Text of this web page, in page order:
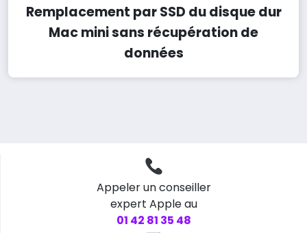
Remplacement par SSD du disque dur
Mac mini sans récupération de
données
Appeler un conseiller
expert Apple au
01 42 81 35 48